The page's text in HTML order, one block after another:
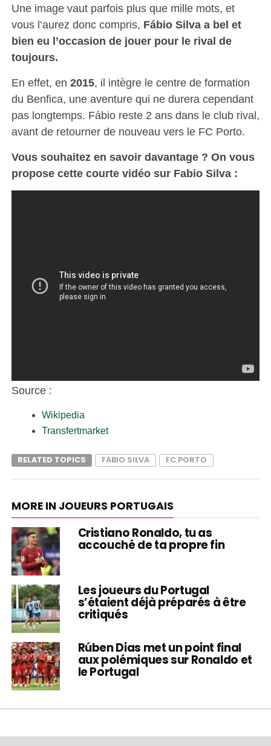
Une image vaut parfois plus que mille mots, et
vous l’aurez donc compris, Fábio Silva a bel et
bien eu l’occasion de jouer pour le rival de
toujours.
En effet, en 2015, il intègre le centre de formation
du Benfica, une aventure qui ne durera cependant
pas longtemps. Fábio reste 2 ans dans le club rival,
avant de retourner de nouveau vers le FC Porto.
Vous souhaitez en savoir davantage ? On vous
propose cette courte vidéo sur Fabio Silva :
Source :
Wikipedia
Transfertmarket
RELATED TOPICS FABIO SILVA FC PORTO
MORE IN JOUEURS PORTUGAIS
Cristiano Ronaldo, tu as
accouché de ta propre fin
Les joueurs du Portugal
s’étaient déjà préparés à être
critiqués
Rúben Dias met un point final
aux polémiques sur Ronaldo et
le Portugal